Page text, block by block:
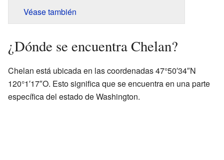
Véase también
¿Dónde se encuentra Chelan?
Chelan está ubicada en las coordenadas 47°50′34″N
120°1′17″O. Esto significa que se encuentra en una parte
específica del estado de Washington.